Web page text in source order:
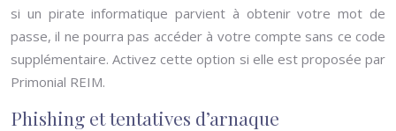
si un pirate informatique parvient à obtenir votre mot de
passe, il ne pourra pas accéder à votre compte sans ce code
supplémentaire. Activez cette option si elle est proposée par
Primonial REIM.
Phishing et tentatives d’arnaque